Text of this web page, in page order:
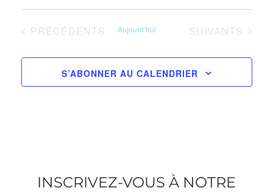
date.ÉVÈNEMENTS
PRÉCÉDENTS Aujourd’hui ÉVÈNEMENTS
SUIVANTS
S’ABONNER AU CALENDRIER
INSCRIVEZ-VOUS À NOTRE